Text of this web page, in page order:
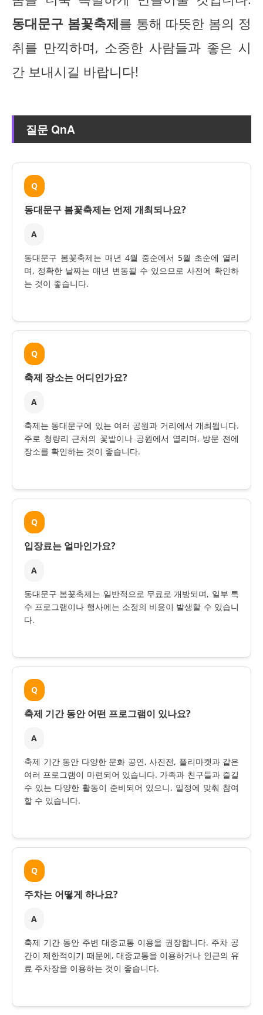
동대문구 봄꽃축제를 통해 따뜻한 봄의 정
취를 만끽하며, 소중한 사람들과 좋은 시
간 보내시길 바랍니다!
질문 QnA
Q
동대문구 봄꽃축제는 언제 개최되나요?
A
동대문구 봄꽃축제는 매년 4월 중순에서 5월 초순에 열리
며, 정확한 날짜는 매년 변동될 수 있으므로 사전에 확인하
는 것이 좋습니다.
Q
축제 장소는 어디인가요?
A
축제는 동대문구에 있는 여러 공원과 거리에서 개최됩니다.
주로 청량리 근처의 꽃밭이나 공원에서 열리며, 방문 전에
장소를 확인하는 것이 좋습니다.
Q
입장료는 얼마인가요?
A
동대문구 봄꽃축제는 일반적으로 무료로 개방되며, 일부 특
수 프로그램이나 행사에는 소정의 비용이 발생할 수 있습니
다.
Q
축제 기간 동안 어떤 프로그램이 있나요?
A
축제 기간 동안 다양한 문화 공연, 사진전, 플리마켓과 같은
여러 프로그램이 마련되어 있습니다. 가족과 친구들과 즐길
수 있는 다양한 활동이 준비되어 있으니, 일정에 맞춰 참여
할 수 있습니다.
Q
주차는 어떻게 하나요?
A
축제 기간 동안 주변 대중교통 이용을 권장합니다. 주차 공
간이 제한적이기 때문에, 대중교통을 이용하거나 인근의 유
료 주차장을 이용하는 것이 좋습니다.